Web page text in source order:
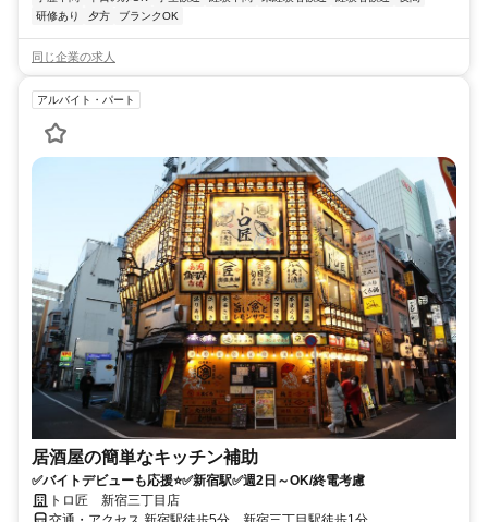
研修あり
夕方 ブランクOK
同じ企業の求人
アルバイト・パート
居酒屋の簡単なキッチン補助
✅バイトデビューも応援⭐✅新宿駅✅週2日～OK/終電考慮
トロ匠 新宿三丁目店